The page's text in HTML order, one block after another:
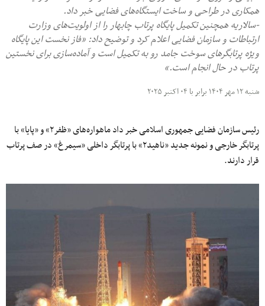
همکاری در طراحی و ساخت ایستگاه‌های فضایی خبر داد.
-سالاریه همچنین تکمیل پایگاه پرتاب چابهار را از اولویت‌های وزارت
ارتباطات و سازمان فضایی اعلام کرد و توضیح داد: «فاز نخست این پایگاه
ویژه پرتابگرهای سوخت جامد رو به تکمیل است و آماده‌سازی برای نخستین
پرتاب در حال انجام است.»
شنبه ۱۲ مهر ۱۴۰۴ برابر با ۰۴ اکتبر ۲۰۲۵
رئیس سازمان فضایی جمهوری اسلامی خبر داد ماهواره‌های «ظفر۲» و «پایا» با
پرتابگر خارجی و نمونه جدید «ناهید۲» با پرتابگر داخلی «سیمرغ» در صف پرتاب
قرار دارند.